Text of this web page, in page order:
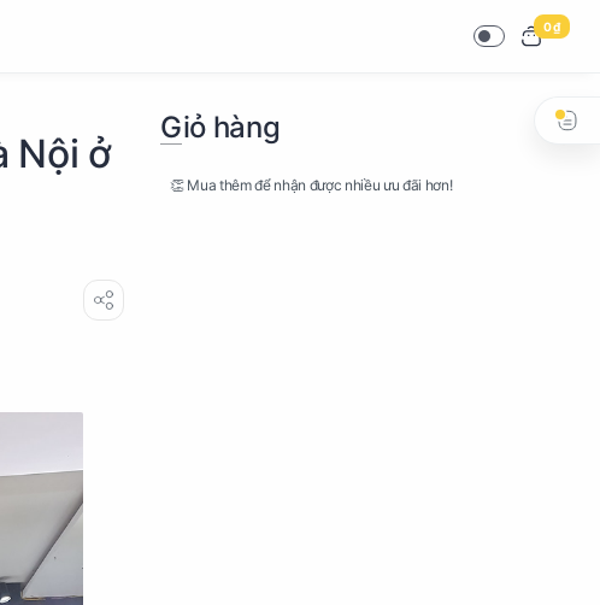
0 ₫
Nội ở
Giỏ hàng
👏 Mua thêm để nhận được nhiều ưu đãi hơn!